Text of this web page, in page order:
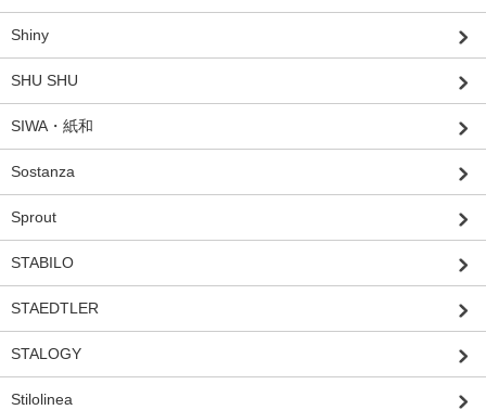
Shiny
SHU SHU
SIWA・紙和
Sostanza
Sprout
STABILO
STAEDTLER
STALOGY
Stilolinea